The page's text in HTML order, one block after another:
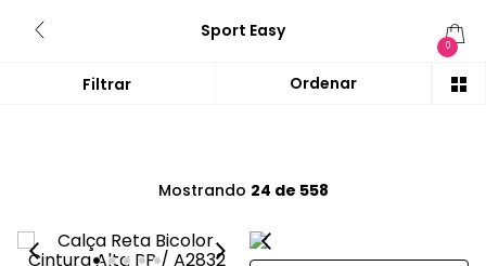
Sport Easy
0
Mostrando 24 de 558